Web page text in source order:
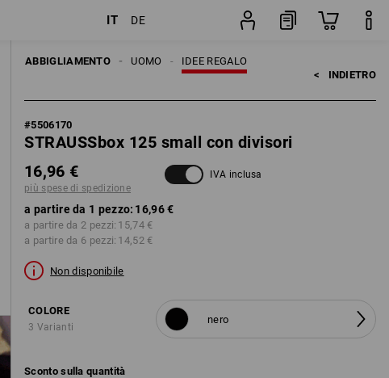
IT DE
ABBIGLIAMENTO IDEE REGALO
UOMO
< INDIETRO
#5506170
STRAUSSbox 125 small con divisori
16,96 €
più spese di spedizione
IVA inclusa
a partire da 1 pezzo: 16,96 €
a partire da 2 pezzi: 15,74 €
a partire da 6 pezzi: 14,52 €
Non disponibile
COLORE
3 Varianti
nero
Sconto sulla quantità